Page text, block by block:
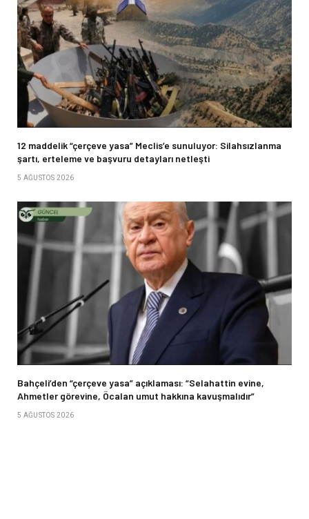
12 maddelik “çerçeve yasa” Meclis’e sunuluyor: Silahsızlanma
şartı, erteleme ve başvuru detayları netleşti
5 AĞUSTOS 2026
Bahçeli’den “çerçeve yasa” açıklaması: “Selahattin evine,
Ahmetler görevine, Öcalan umut hakkına kavuşmalıdır”
5 AĞUSTOS 2026